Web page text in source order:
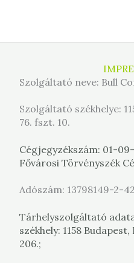
Szolgáltató neve: Bull
Szolgáltató székhelye:
76. fszt. 10.
Cégjegyzékszám: 01-
Fővárosi Törvényszék
Adószám: 13798149-2-42
Tárhelyszolgáltató
székhely: 1158
206.;